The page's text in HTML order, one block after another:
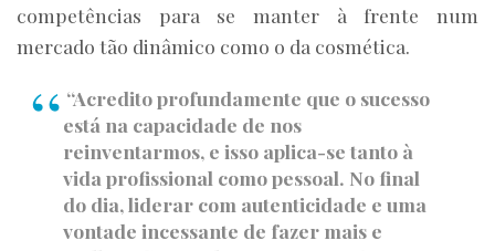
competências para se manter à frente num
mercado tão dinâmico como o da cosmética.
“Acredito profundamente que o sucesso
está na capacidade de nos
reinventarmos, e isso aplica-se tanto à
vida profissional como pessoal. No final
do dia, liderar com autenticidade e uma
vontade incessante de fazer mais e